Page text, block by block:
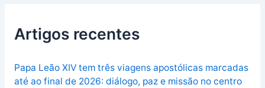
Artigos recentes
Papa Leão XIV tem três viagens apostólicas marcadas
até ao final de 2026: diálogo, paz e missão no centro